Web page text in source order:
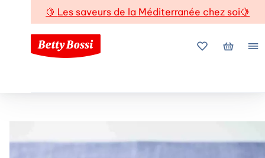
🍋 Les saveurs de la Méditerranée chez soi🍋
Mes favoris
Mon